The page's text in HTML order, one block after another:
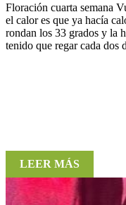
Floración cuarta semana
el calor es que ya hacía
rondan los 33 grados y la
tenido que regar cada dos
LEER MÁS